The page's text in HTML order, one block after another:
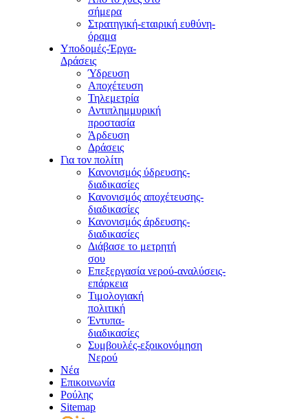
σήμερα
Στρατηγική-εταιρική ευθύνη-
όραμα
Υποδομές-Έργα-
Δράσεις
Ύδρευση
Αποχέτευση
Τηλεμετρία
Αντιπλημμυρική
προστασία
Άρδευση
Δράσεις
Για τον πολίτη
Κανονισμός ύδρευσης-
διαδικασίες
Κανονισμός αποχέτευσης-
διαδικασίες
Κανονισμός άρδευσης-
διαδικασίες
Διάβασε το μετρητή
σου
Επεξεργασία νερού-αναλύσεις-
επάρκεια
Τιμολογιακή
πολιτική
Έντυπα-
διαδικασίες
Συμβουλές-εξοικονόμηση
Νερού
Νέα
Επικοινωνία
Ρούλης
Sitemap